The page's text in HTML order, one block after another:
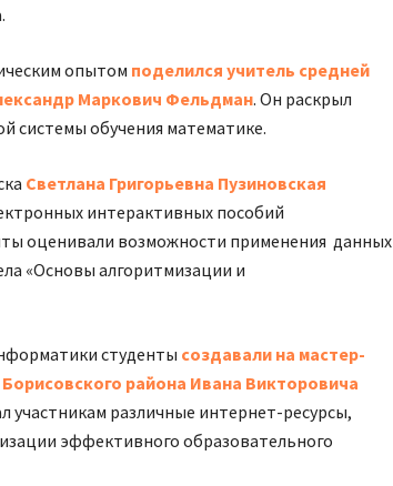
опытом поделился учитель средней
Маркович Фельдман. Он раскрыл
системы обучения математике.
Светлана Григорьевна Пузиновская
интерактивных пособий
оценивали возможности применения данных
«Основы алгоритмизации и
студенты создавали на мастер-
района Ивана Викторовича
участникам различные интернет-ресурсы,
эффективного образовательного